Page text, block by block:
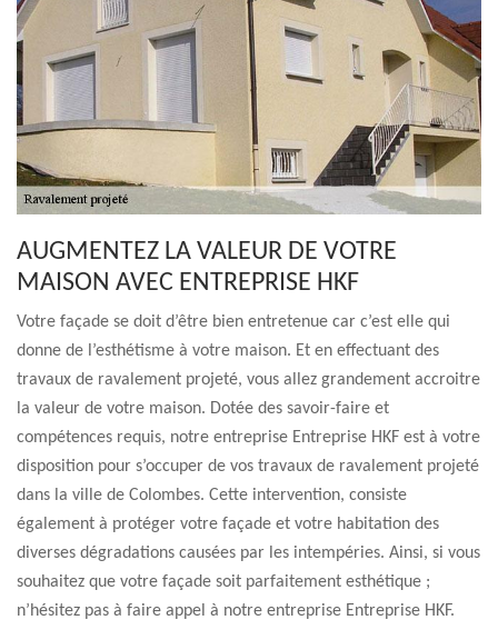
AUGMENTEZ LA VALEUR DE VOTRE
MAISON AVEC ENTREPRISE HKF
Votre façade se doit d’être bien entretenue car c’est elle qui
donne de l’esthétisme à votre maison. Et en effectuant des
travaux de ravalement projeté, vous allez grandement accroitre
la valeur de votre maison. Dotée des savoir-faire et
compétences requis, notre entreprise Entreprise HKF est à votre
disposition pour s’occuper de vos travaux de ravalement projeté
dans la ville de Colombes. Cette intervention, consiste
également à protéger votre façade et votre habitation des
diverses dégradations causées par les intempéries. Ainsi, si vous
souhaitez que votre façade soit parfaitement esthétique ;
n’hésitez pas à faire appel à notre entreprise Entreprise HKF.